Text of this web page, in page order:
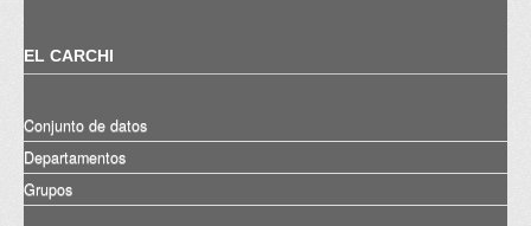
EL CARCHI
Conjunto de datos
Departamentos
Grupos